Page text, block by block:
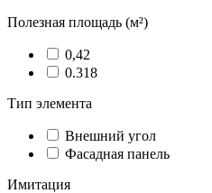
Полезная площадь (м²)
0,42
0.318
Тип элемента
Внешний угол
Фасадная панель
Имитация